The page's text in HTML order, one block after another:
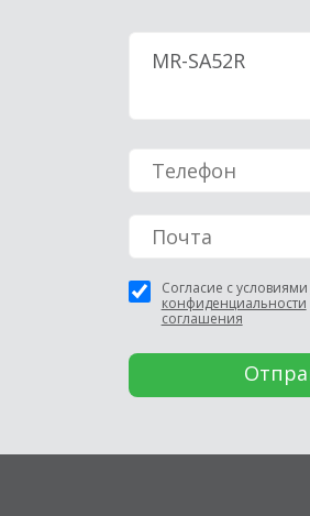
Согласие с условиями
конфиденциальности
соглашения